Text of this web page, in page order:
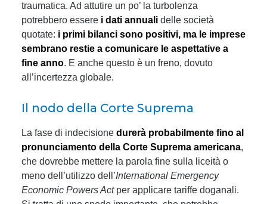
traumatica. Ad attutire un po’ la turbolenza
potrebbero essere i dati annuali delle società
quotate: i primi bilanci sono positivi, ma le imprese
sembrano restie a comunicare le aspettative a
fine anno. E anche questo è un freno, dovuto
all’incertezza globale.
Il nodo della Corte Suprema
La fase di indecisione durerà probabilmente fino al
pronunciamento della Corte Suprema americana,
che dovrebbe mettere la parola fine sulla liceità o
meno dell’utilizzo dell’International Emergency
Economic Powers Actper applicare tariffe doganali.